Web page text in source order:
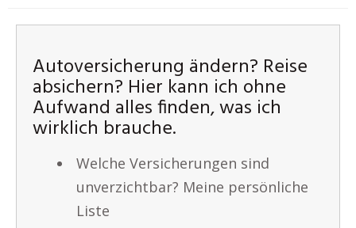
Autoversicherung ändern? Reise
absichern? Hier kann ich ohne
Aufwand alles finden, was ich
wirklich brauche.
Welche Versicherungen sind
unverzichtbar? Meine persönliche
Liste